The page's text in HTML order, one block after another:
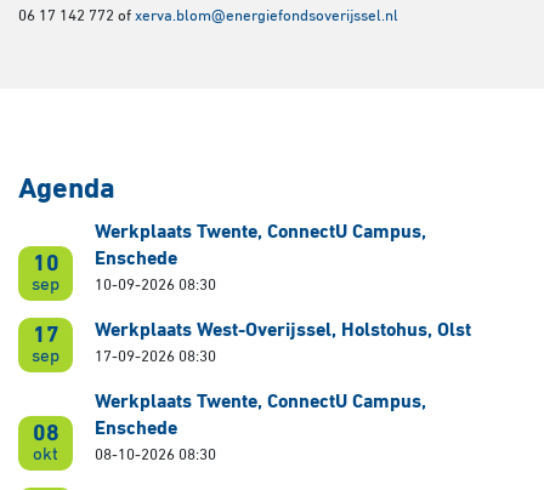
06 17 142 772 of xerva.blom@energiefondsoverijssel.nl
Agenda
10
sep
Werkplaats Twente, ConnectU Campus,
Enschede
10-09-2026 08:30
17
sep
Werkplaats West-Overijssel, Holstohus, Olst
17-09-2026 08:30
08
okt
Werkplaats Twente, ConnectU Campus,
Enschede
08-10-2026 08:30